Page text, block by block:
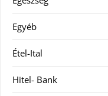
Egyéb
Étel-Ital
Hitel- Bank